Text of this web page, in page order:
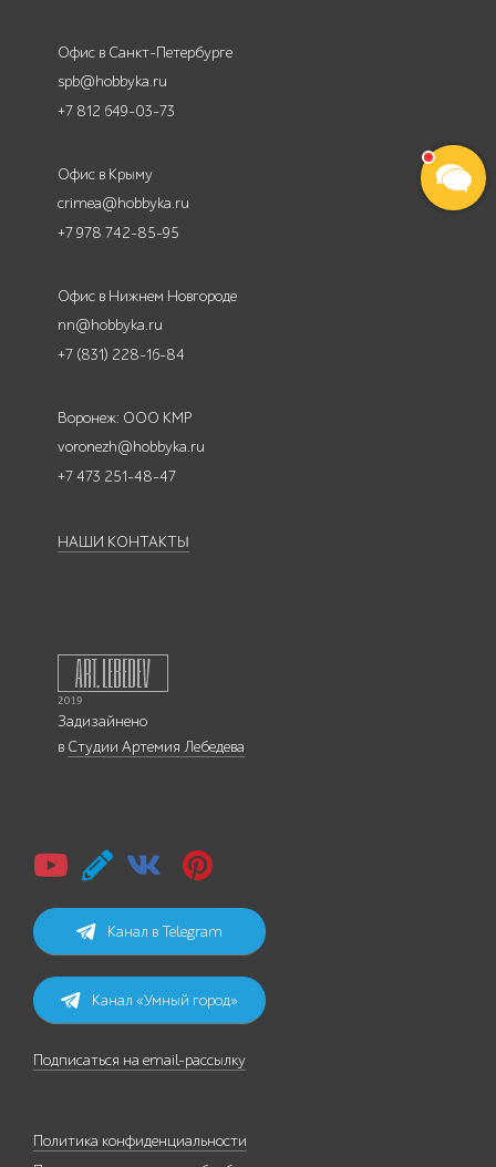
Офис в Санкт-Петербурге
spb@hobbyka.ru
+7 812 649-03-73
Офис в Крыму
crimea@hobbyka.ru
+7 978 742-85-95
Офис в Нижнем Новгороде
nn@hobbyka.ru
+7 (831) 228-16-84
Воронеж: ООО КМР
voronezh@hobbyka.ru
+7 473 251-48-47
НАШИ КОНТАКТЫ
Задизайнено
в Студии Артемия Лебедева
Канал в Telegram
Канал «Умный город»
Подписаться на email-рассылку
Политика конфиденциальности